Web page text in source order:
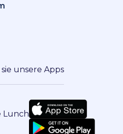
unsere Apps
Lunch